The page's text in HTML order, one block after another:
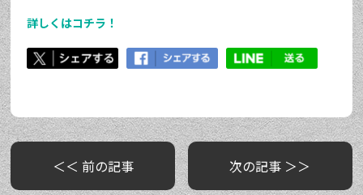
詳しくはコチラ！
＜＜ 前の記事 次の記事 ＞＞